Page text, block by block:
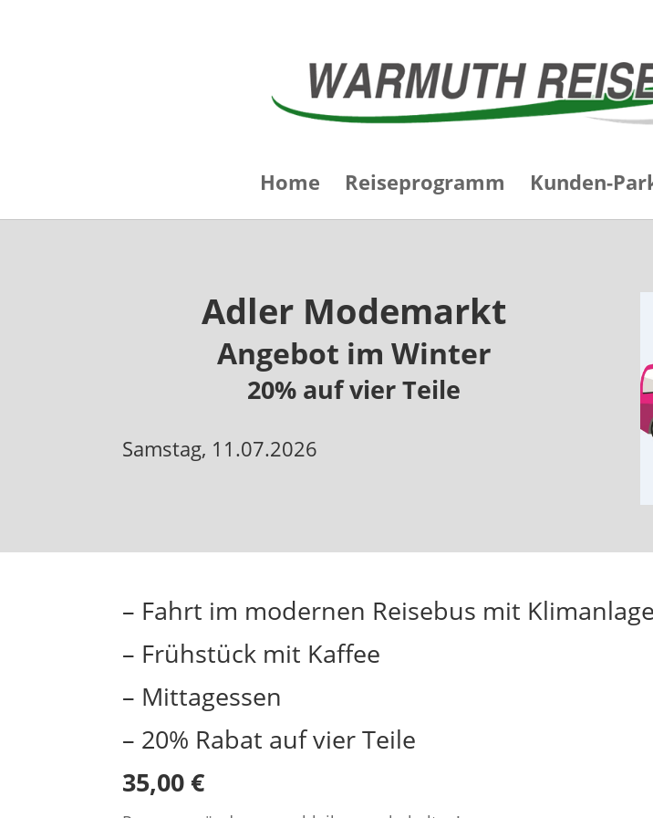
Home Reiseprogramm Kunden-
Adler Modemarkt
Angebot im Winter
20% auf vier Teile
Samstag, 11.07.2026
– Fahrt im modernen Reisebus mit
– Frühstück mit Kaffee
– Mittagessen
– 20% Rabat auf vier Teile
35,00 €